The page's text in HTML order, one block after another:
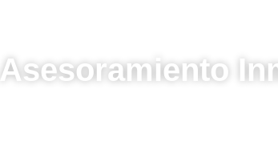
Asesoramiento